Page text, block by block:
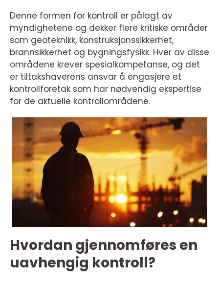
Denne formen for kontroll er pålagt av
myndighetene og dekker flere kritiske områder
som geoteknikk, konstruksjonssikkerhet,
brannsikkerhet og bygningsfysikk. Hver av disse
områdene krever spesialkompetanse, og det
er tiltakshaverens ansvar å engasjere et
kontrollforetak som har nødvendig ekspertise
for de aktuelle kontrollområdene.
Hvordan gjennomføres en
uavhengig kontroll?